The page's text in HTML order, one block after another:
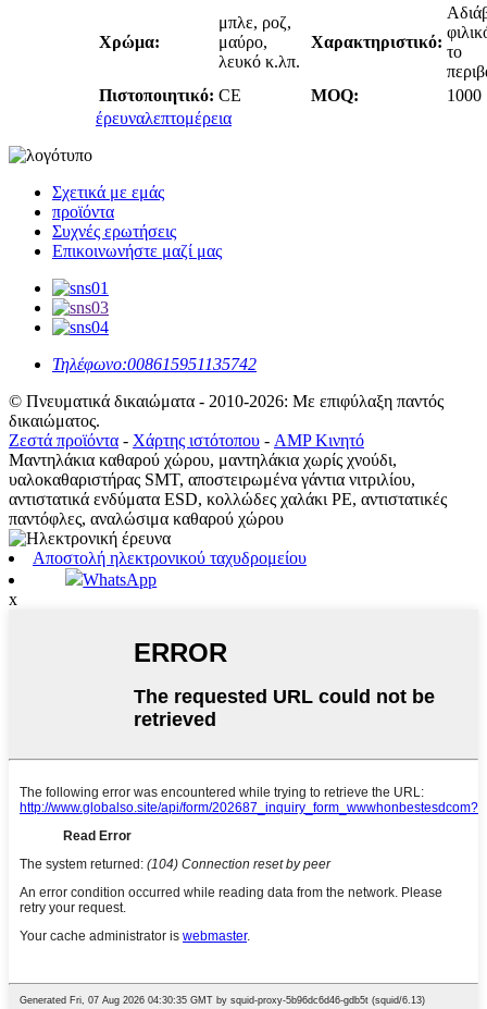
Χρώμα:
μπλε, ροζ,
μαύρο,
λευκό κ.λπ.
Χαρακτηριστικό:
το
Πιστοποιητικό: CE MOQ:
1000
έρευναλεπτομέρεια
Σχετικά με εμάς
προϊόντα
Συχνές ερωτήσεις
Επικοινωνήστε μαζί μας
Τηλέφωνο:008615951135742
© Πνευματικά δικαιώματα - 2010-2026: Με επιφύλαξη παντός
δικαιώματος.
Ζεστά προϊόντα - Χάρτης ιστότοπου - AMP Κινητό
Μαντηλάκια καθαρού χώρου, μαντηλάκια χωρίς χνούδι,
υαλοκαθαριστήρας SMT, αποστειρωμένα γάντια νιτριλίου,
αντιστατικά ενδύματα ESD, κολλώδες χαλάκι PE, αντιστατικές
παντόφλες, αναλώσιμα καθαρού χώρου
Αποστολή ηλεκτρονικού ταχυδρομείου
WhatsApp
x